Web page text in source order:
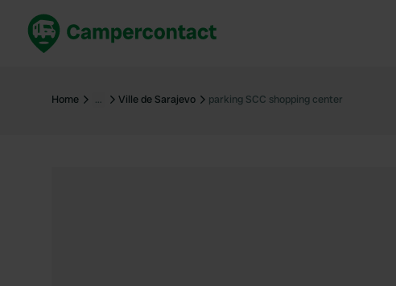
France
France
Home … Ville de Sarajevo parking SCC shopping center